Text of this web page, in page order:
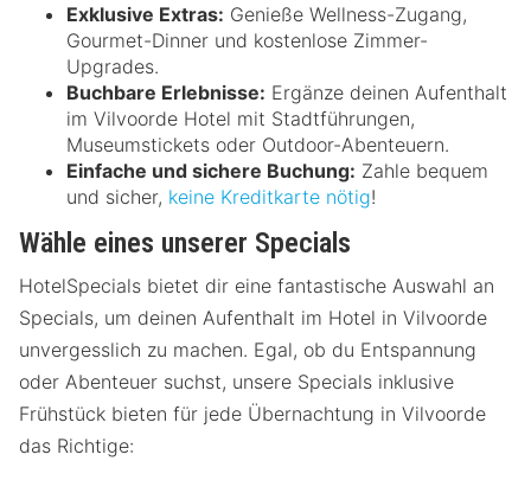
Exklusive Extras: Genieße Wellness-Zugang,
Gourmet-Dinner und kostenlose Zimmer-
Upgrades.
Buchbare Erlebnisse: Ergänze deinen Aufenthalt
im Vilvoorde Hotel mit Stadtführungen,
Museumstickets oder Outdoor-Abenteuern.
Einfache und sichere Buchung: Zahle bequem
und sicher, keine Kreditkarte nötig!
Wähle eines unserer Specials
HotelSpecials bietet dir eine fantastische Auswahl an
Specials, um deinen Aufenthalt im Hotel in Vilvoorde
unvergesslich zu machen. Egal, ob du Entspannung
oder Abenteuer suchst, unsere Specials inklusive
Frühstück bieten für jede Übernachtung in Vilvoorde
das Richtige: